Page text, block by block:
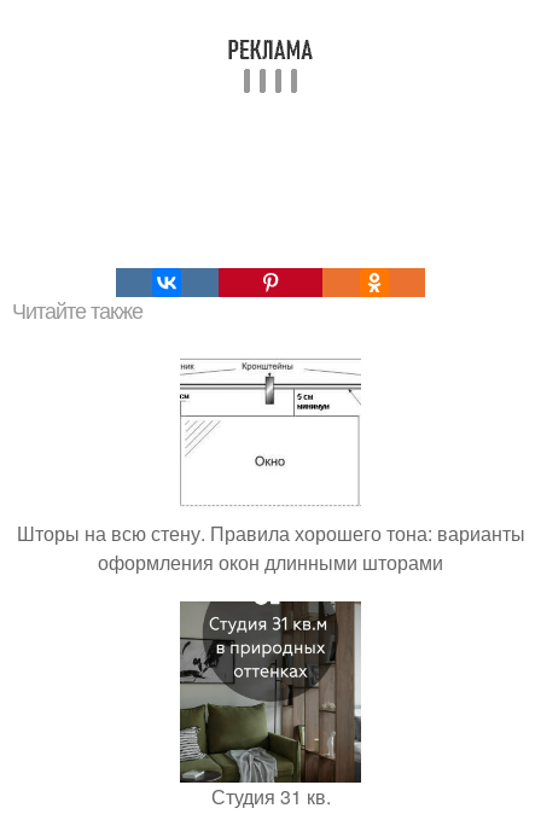
Читайте также
Шторы на всю стену. Правила хорошего тона: варианты
оформления окон длинными шторами
Студия 31 кв.